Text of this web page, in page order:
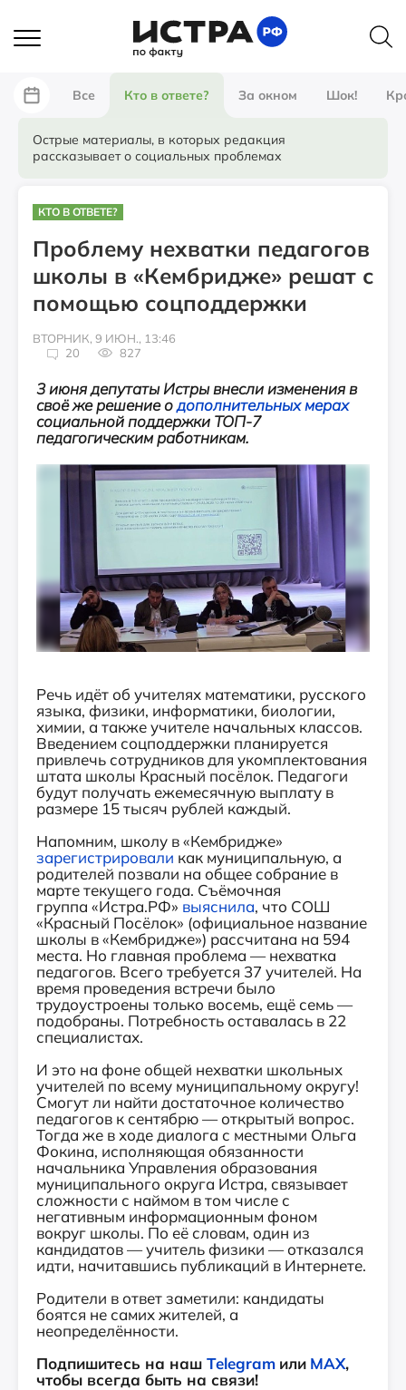
Все Кто в ответе? За окном Шок!
Острые материалы, в которых редакция
рассказывает о социальных проблемах
КТО В ОТВЕТЕ?
Проблему нехватки педагогов
школы в «Кембридже» решат с
помощью соцподдержки
ВТОРНИК, 9 ИЮН., 13:46
20
827
3 июня депутаты Истры внесли изменения в
своё же решение одополнительных мерах
социальной поддержки ТОП-7
педагогическим работникам.
Речь идёт об учителях математики, русского
языка, физики, информатики, биологии,
химии, а также учителе начальных классов.
Введением соцподдержки планируется
привлечь сотрудников для укомплектования
штата школы Красный посёлок. Педагоги
будут получать ежемесячную выплату в
размере 15 тысяч рублей каждый.
Напомним, школу в «Кембридже»
зарегистрировали как муниципальную, а
родителей позвали на общее собрание в
марте текущего года. Съёмочная
группа «Истра.РФ» выяснила, что СОШ
«Красный Посёлок» (официальное название
школы в «Кембридже») рассчитана на 594
места. Но главная проблема — нехватка
педагогов. Всего требуется 37 учителей. На
время проведения встречи было
трудоустроены только восемь, ещё семь —
подобраны. Потребность оставалась в 22
специалистах.
И это на фоне общей нехватки школьных
учителей по всему муниципальному округу!
Смогут ли найти достаточное количество
педагогов к сентябрю — открытый вопрос.
Тогда же в ходе диалога с местными Ольга
Фокина, исполняющая обязанности
начальника Управления образования
муниципального округа Истра, связывает
сложности с наймом в том числе с
негативным информационным фоном
вокруг школы. По её словам, один из
кандидатов — учитель физики — отказался
идти, начитавшись публикаций в Интернете.
Родители в ответ заметили: кандидаты
боятся не самих жителей, а
неопределённости.
Подпишитесь на наш Telegram или MAX,
чтобы всегда быть на связи!